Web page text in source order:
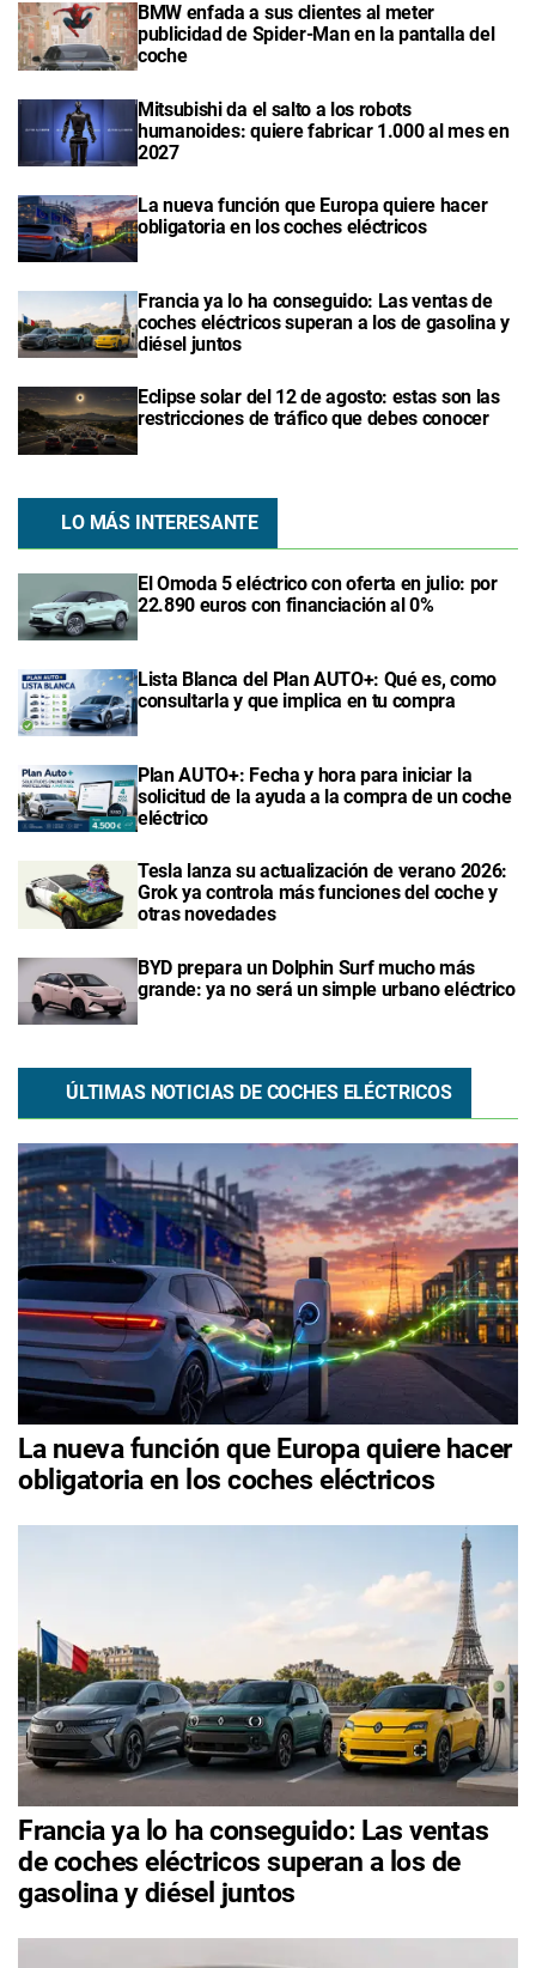
BMW enfada a sus clientes al meter
publicidad de Spider-Man en la pantalla del
coche
Mitsubishi da el salto a los robots
humanoides: quiere fabricar 1.000 al mes en
2027
La nueva función que Europa quiere hacer
obligatoria en los coches eléctricos
Francia ya lo ha conseguido: Las ventas de
coches eléctricos superan a los de gasolina y
diésel juntos
Eclipse solar del 12 de agosto: estas son las
restricciones de tráfico que debes conocer
LO MÁS INTERESANTE
El Omoda 5 eléctrico con oferta en julio: por
22.890 euros con financiación al 0%
Lista Blanca del Plan AUTO+: Qué es, como
consultarla y que implica en tu compra
Plan AUTO+: Fecha y hora para iniciar la
solicitud de la ayuda a la compra de un coche
eléctrico
Tesla lanza su actualización de verano 2026:
Grok ya controla más funciones del coche y
otras novedades
BYD prepara un Dolphin Surf mucho más
grande: ya no será un simple urbano eléctrico
ÚLTIMAS NOTICIAS DE COCHES ELÉCTRICOS
La nueva función que Europa quiere hacer
obligatoria en los coches eléctricos
Francia ya lo ha conseguido: Las ventas
de coches eléctricos superan a los de
gasolina y diésel juntos